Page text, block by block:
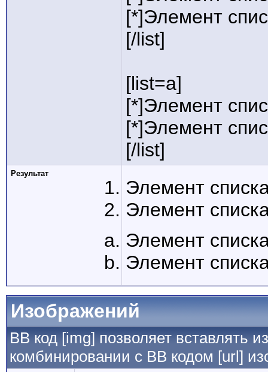
[*]Элемент
[/list]
[list=a]
[*]Элемент
[*]Элемент
[/list]
Результат
Элемент
Элемент
Элемент
Элемент
Изображений
BB код [img] позволяет вставлять
комбинировании с BB кодом [url]